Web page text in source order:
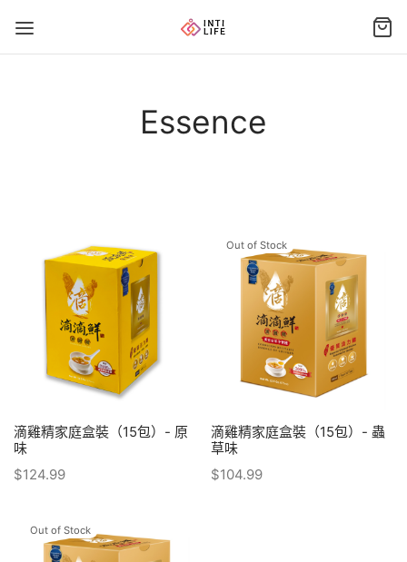
Essence
滴雞精家庭盒裝（15包）- 原
味
$124.99
Out of Stock
滴雞精家庭盒裝（15包）- 蟲
草味
$104.99
Out of Stock